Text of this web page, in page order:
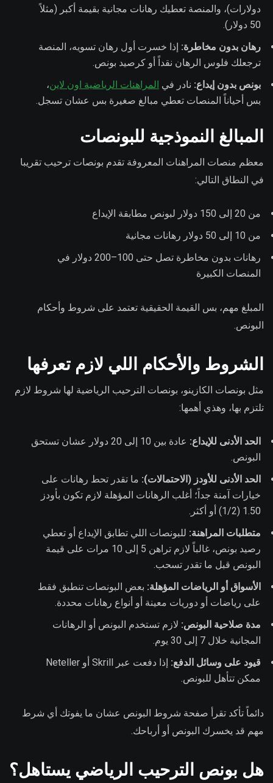
دولارات)، والمنصة تعطيك رهانات مجانية بقيمة أكبر (مثلاً
50 دولار).
رهان بدون مخاطرة: إذا خسرت أول رهان تسويه، المنصة
ترجعلك فلوس الرهان نقداً أو كرصيد بونص.
بونص بدون إيداع: نادر في المراهنات الرياضية اون لاين،
بس أحياناً المنصات تعطي مبالغ صغيرة بس عشان تسجل.
المبالغ النموذجية للبونصات
معظم منصات المراهنات المعروفة تقدم بونصات ترحيب تقريبا
في النطاق التالي:
من 20 إلى 150 دولار لبونص مطابقة الإيداع
من 10 إلى 50 دولار رهانات مجانية
رهانات بدون مخاطرة تصل حتى 100–200 دولار في
المنصات الكبيرة
المبلغ مهم، بس القيمة الحقيقية تعتمد على شروط وأحكام
البونص.
الشروط والأحكام اللي لازم تعرفها
مثل بونصات الكازينو، بونصات الترحيب الرياضية لها شروط لازم
تلتزم بها، وهذي أهمها:
الحد الأدنى للإيداع:
عادة بين 10 إلى 20 دولار عشان تستحق
البونص.
الحد الأدنى للأودز (الاحتمالات): ما تقدر تحط رهانات على
خيارات آمنة جداً؛ أغلب الرهانات المؤهلة لازم تكون بأودز
1.50 (1/2) أو أكثر.
متطلبات المراهنة: للبونصات اللي تطابق الإيداع أو تعطي
رصيد بونص، غالباً لازم تراهن 5 إلى 10 مرات على قيمة
البونص قبل ما تقدر تسحب.
الأسواق أو الرياضات المؤهلة: بعض البونصات تنطبق فقط
على رياضات أو دوريات معينة أو أنواع رهانات محددة.
مدة صلاحية البونص: لازم تستخدم البونص أو الرهانات
المجانية خلال 7 إلى 30 يوم.
قيود على وسائل الدفع:
إذا دفعت عبر Skrill أو Neteller
ممكن تتأهل للبونص.
دائماً تأكد تقرأ صفحة شروط البونص عشان ما يفوتك أي شرط
مهم قد يخسرك البونص أو أرباحك.
هل بونص الترحيب الرياضي يستاهل؟